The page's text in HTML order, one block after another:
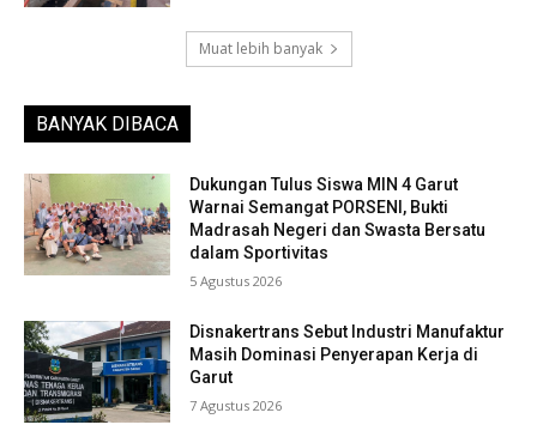
Muat lebih banyak
BANYAK DIBACA
Dukungan Tulus Siswa MIN 4 Garut
Warnai Semangat PORSENI, Bukti
Madrasah Negeri dan Swasta Bersatu
dalam Sportivitas
5 Agustus 2026
Disnakertrans Sebut Industri Manufaktur
Masih Dominasi Penyerapan Kerja di
Garut
7 Agustus 2026